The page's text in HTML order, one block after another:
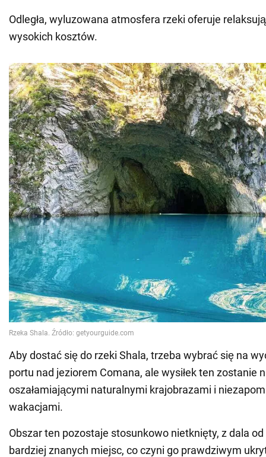
Odległa, wyluzowana atmosfera rzeki oferuje
wysokich kosztów.
Aby dostać się do rzeki Shala, trzeba wybrać się na
portu nad jeziorem Comana, ale wysiłek ten zostanie
oszałamiającymi naturalnymi krajobrazami i
wakacjami.
Obszar ten pozostaje stosunkowo nietknięty, z dala od
bardziej znanych miejsc, co czyni go prawdziwym